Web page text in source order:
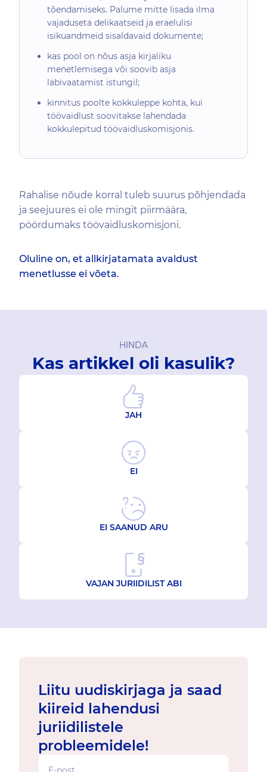
tõendamiseks. Palume mitte lisada ilma
vajaduseta delikaatseid ja eraelulisi
isikuandmeid sisaldavaid dokumente;
kas pool on nõus asja kirjaliku
menetlemisega või soovib asja
läbivaatamist istungil;
kinnitus poolte kokkuleppe kohta, kui
töövaidlust soovitakse lahendada
kokkulepitud töövaidluskomisjonis.
Rahalise nõude korral tuleb suurus põhjendada
ja seejuures ei ole mingit piirmäära,
pöördumaks töövaidluskomisjoni.
Oluline on, et allkirjatamata avaldust
menetlusse ei võeta.
HINDA
Kas artikkel oli kasulik?
JAH
EI
EI SAANUD ARU
VAJAN JURIIDILIST ABI
Liitu uudiskirjaga ja saad
kiireid lahendusi
juriidilistele
probleemidele!